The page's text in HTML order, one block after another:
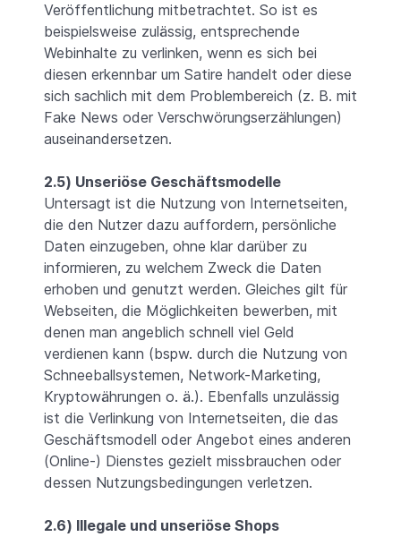
Veröffentlichung mitbetrachtet. So ist es
beispielsweise zulässig, entsprechende
Webinhalte zu verlinken, wenn es sich bei
diesen erkennbar um Satire handelt oder diese
sich sachlich mit dem Problembereich (z. B. mit
Fake News oder Verschwörungserzählungen)
auseinandersetzen.
2.5) Unseriöse Geschäftsmodelle
Untersagt ist die Nutzung von Internetseiten,
die den Nutzer dazu auffordern, persönliche
Daten einzugeben, ohne klar darüber zu
informieren, zu welchem Zweck die Daten
erhoben und genutzt werden. Gleiches gilt für
Webseiten, die Möglichkeiten bewerben, mit
denen man angeblich schnell viel Geld
verdienen kann (bspw. durch die Nutzung von
Schneeballsystemen, Network-Marketing,
Kryptowährungen o. ä.). Ebenfalls unzulässig
ist die Verlinkung von Internetseiten, die das
Geschäftsmodell oder Angebot eines anderen
(Online-) Dienstes gezielt missbrauchen oder
dessen Nutzungsbedingungen verletzen.
2.6) Illegale und unseriöse Shops